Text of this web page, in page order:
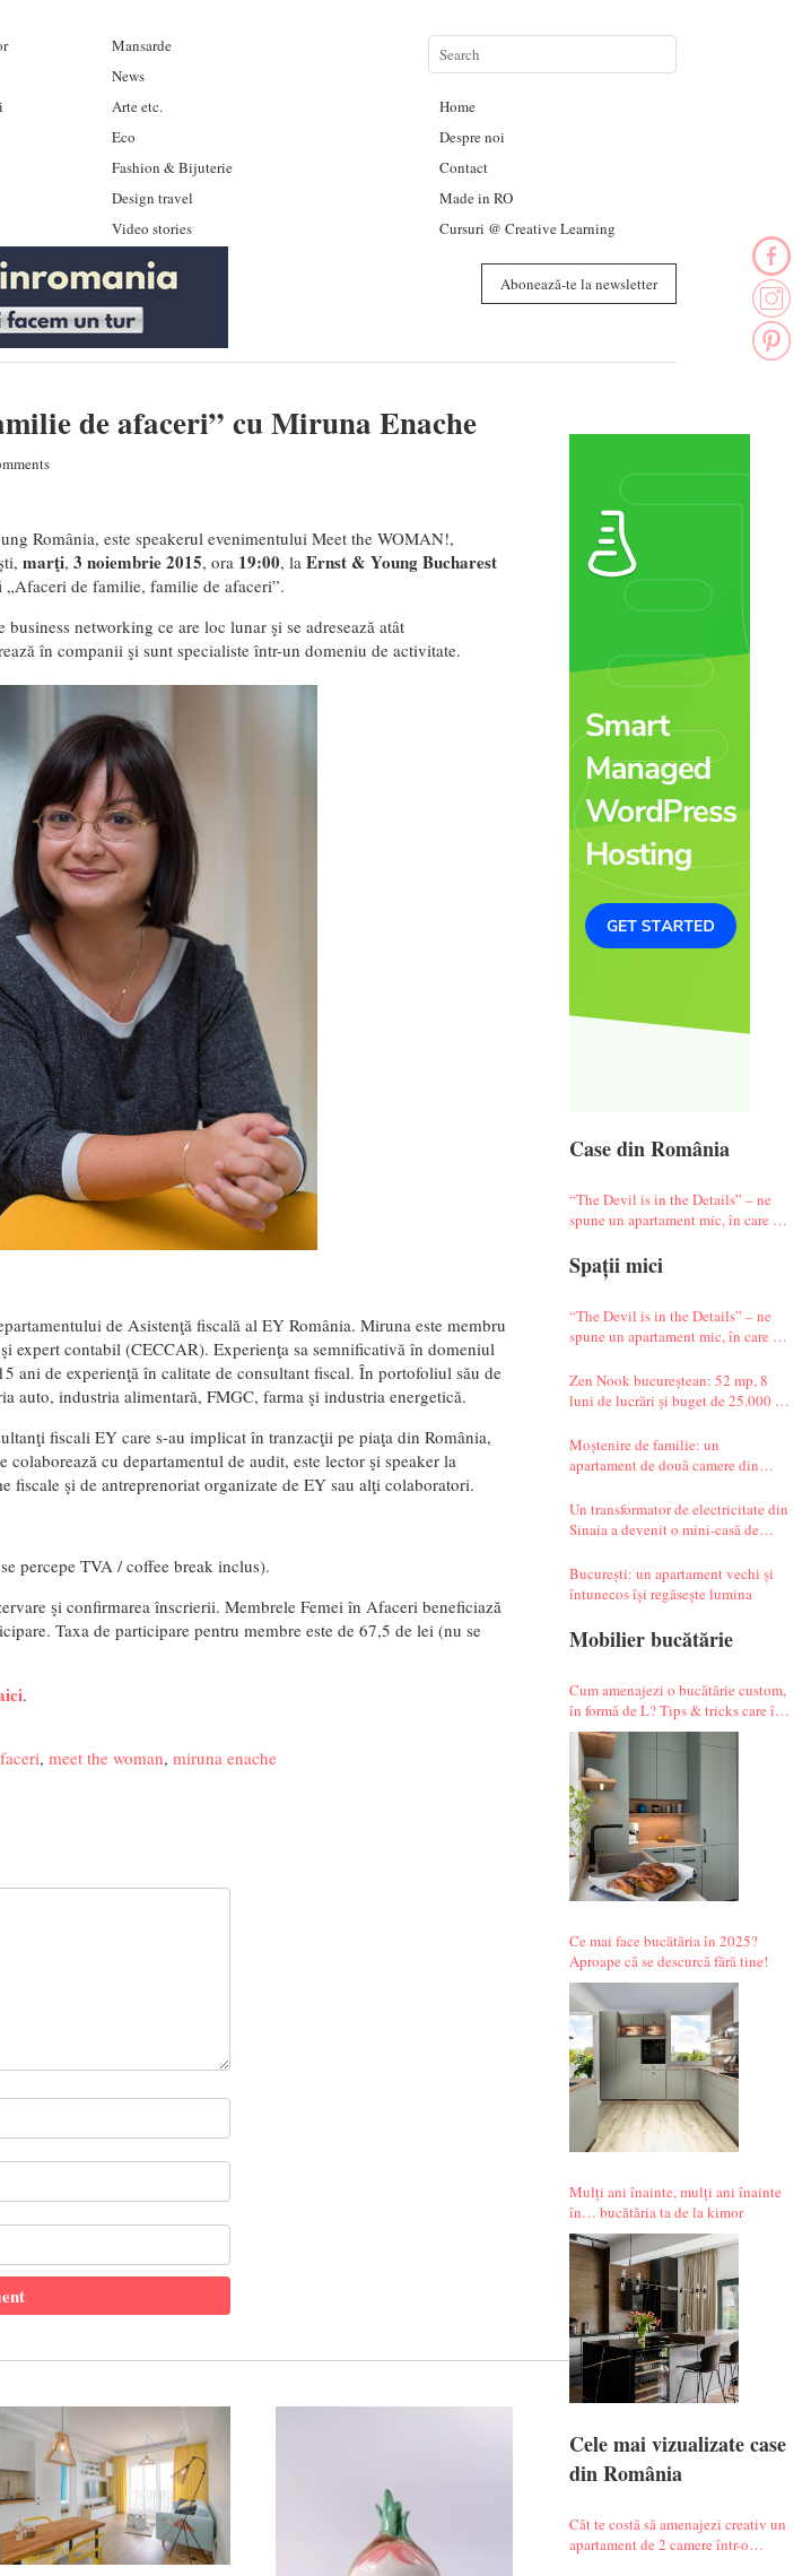
Mansarde
News
Arte etc.
Eco
Fashion & Bijuterie
Design travel
Video stories
Home
Despre noi
Contact
Made in RO
Cursuri @ Creative Learning
Abonează-te la newsletter
Case din România
“The Devil is in the Details” – ne
spune un apartament mic, în care te
Spații mici
“The Devil is in the Details” – ne
spune un apartament mic, în care te
Zen Nook bucureștean: 52 mp, 8
luni de lucrări și buget de 25.000 de
Moștenire de familie: un
apartament de două camere din
Un transformator de electricitate din
Sinaia a devenit o mini-casă de
București: un apartament vechi și
întunecos își regăsește lumina
Mobilier bucătărie
Cum amenajezi o bucătărie custom,
în formă de L? Tips & tricks care îți
fac alegerile mai simple.
Ce mai face bucătăria în 2025?
Aproape că se descurcă fără tine!
Mulți ani înainte, mulți ani înainte
în… bucătăria ta de la kimor
Cele mai vizualizate case
din România
Cât te costă să amenajezi creativ un
apartament de 2 camere într-o
de afaceri” cu Miruna Enache
România, este speakerul evenimentului Meet the WOMAN!,
marţi, 3 noiembrie 2015, ora 19:00, la Ernst & Young Bucharest
de familie, familie de afaceri”.
networking ce are loc lunar şi se adresează atât
în companii şi sunt specialiste într-un domeniu de activitate.
de Asistenţă fiscală al EY România. Miruna este membru
expert contabil (CECCAR). Experienţa sa semnificativă în domeniul
ani de experienţă în calitate de consultant fiscal. În portofoliul său de
auto, industria alimentară, FMGC, farma şi industria energetică.
fiscali EY care s-au implicat în tranzacţii pe piaţa din România,
cu departamentul de audit, este lector şi speaker la
fiscale şi de antreprenoriat organizate de EY sau alţi colaboratori.
percepe TVA / coffee break inclus).
şi confirmarea înscrierii. Membrele Femei în Afaceri beneficiază
Taxa de participare pentru membre este de 67,5 de lei (nu se
.
, meet the woman, miruna enache